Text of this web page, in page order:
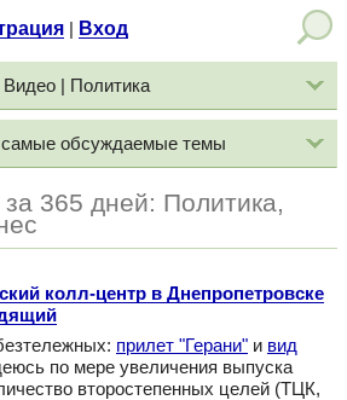
Вход
Видео | Политика
самые обсуждаемые темы
365 дней: Политика,
колл-центр в Днепропетровске
прилет "Герани" и вид
по мере увеличения выпуска
второстепенных целей (ТЦК,